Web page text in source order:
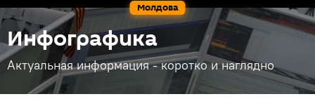
Молдова
Инфографика
Актуальная информация - коротко и наглядно